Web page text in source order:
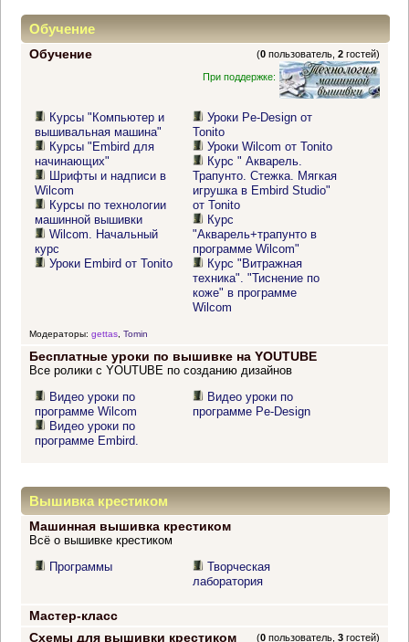
Обучение
Обучение (0 пользователь,2 гостей)
При поддержке:
Курсы "Компьютер и
вышивальная машина"
Курсы "Embird для
начинающих"
Шрифты и надписи в
Wilcom
Курсы по технологии
машинной вышивки
Wilcom. Начальный
курс
Уроки Embird от Tonito
Уроки Pe-Design от
Tonito
Уроки Wilcom от Tonito
Курс " Акварель.
Трапунто. Стежка. Мягкая
игрушка в Embird Studio"
от Tonito
Курс
"Акварель+трапунто в
программе Wilcom"
Курс "Витражная
техника". "Тиснение по
коже" в программе
Wilcom
Модераторы: gettas, Tomin
Бесплатные уроки по вышивке на YOUTUBE
Все ролики с YOUTUBE по созданию дизайнов
Видео уроки по
программе Wilcom
Видео уроки по
программе Embird.
Видео уроки по
программе Pe-Design
Вышивка крестиком
Машинная вышивка крестиком
Всё о вышивке крестиком
Программы
Творческая
лаборатория
Мастер-класс
Схемы для вышивки крестиком
(0 пользователь,3 гостей)